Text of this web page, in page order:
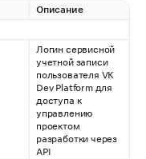
Описание
Логин сервисной
учетной записи
пользователя VK
Dev Platform для
доступа к
управлению
проектом
разработки через
API